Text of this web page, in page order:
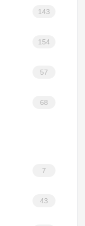
143
154
57
68
7
43